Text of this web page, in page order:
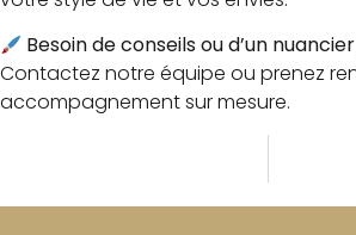
Besoin de conseils ou d’un
Contactez notre équipe ou prenez
accompagnement sur mesure.